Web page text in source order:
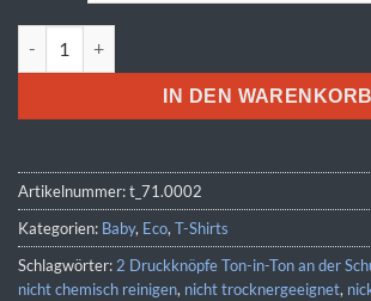
IN DEN WARENKORB
Artikelnummer:t_71.0002
Kategorien: Baby, Eco,T-Shirts
Schlagwörter:2 Druckknöpfe Ton-in-Ton an der
nicht chemisch reinigen, nicht trocknergeeignet,